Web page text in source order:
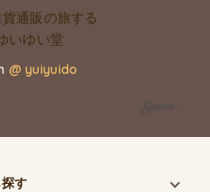
@ yuiyuido
す